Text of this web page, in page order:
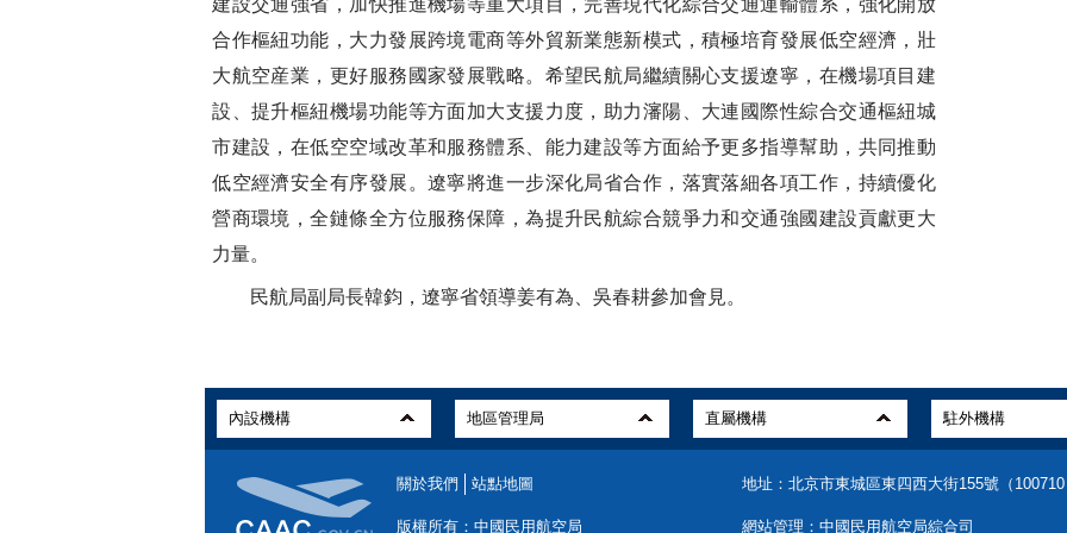
合作樞紐功能，大力發展跨境電商等外貿新業態新模式，積極培育發展低空經濟，壯
大航空産業，更好服務國家發展戰略。希望民航局繼續關心支援遼寧，在機場項目建
設、提升樞紐機場功能等方面加大支援力度，助力瀋陽、大連國際性綜合交通樞紐城
市建設，在低空空域改革和服務體系、能力建設等方面給予更多指導幫助，共同推動
低空經濟安全有序發展。遼寧將進一步深化局省合作，落實落細各項工作，持續優化
營商環境，全鏈條全方位服務保障，為提升民航綜合競爭力和交通強國建設貢獻更大
力量。
民航局副局長韓鈞，遼寧省領導姜有為、吳春耕參加會見。
關於我們 站點地圖 地址：北京市東城區東四西大街155號（
版權所有：中國民用航空局 網站管理：中國民用航空局綜合司